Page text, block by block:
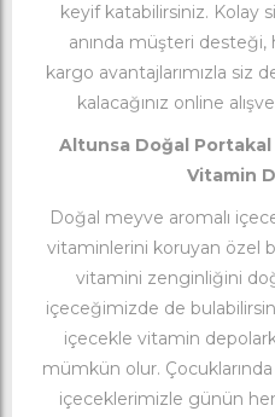
keyif katabilirsiniz. Kolay
anında müşteri desteği,
kargo avantajlarımızla siz
kalacağınız online
Altunsa Doğal
Vitamin
Doğal meyve aromalı
vitaminlerini koruyan özel
vitamini zenginliğini
içeceğimizde de
içecekle vitamin
mümkün olur.
içeceklerimizle günün